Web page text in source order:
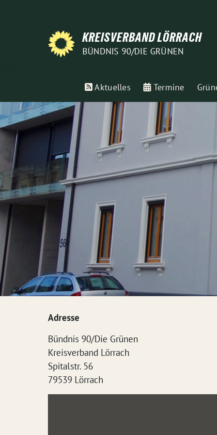
KREISVERBAND LÖRRACH
BÜNDNIS 90/DIE GRÜNEN
Aktuelles Termine
Adresse
Bündnis 90/Die Grünen
Kreisverband Lörrach
Spitalstr. 56
79539 Lörrach